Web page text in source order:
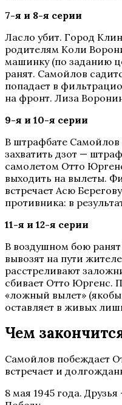
7-я и 8-я серии
Ласло убит. Город
родителям Коли
машинку (по заданию
ранят. Самойлов
попадает в
на фронт. Лиза
9-я и 10-я серии
В штрафбате Самойлов
захватить дзот —
самолетом Отто
выходить на вылеты.
встречает Асю
противника: в
11-я и 12-я серии
В воздушном бою
вывозят на пути
расстреливают
сбивает Отто Юргенс.
«ложный вылет»
оставляет в живых
Чем
Самойлов побеждает
встречает и
8 мая 1945 года.